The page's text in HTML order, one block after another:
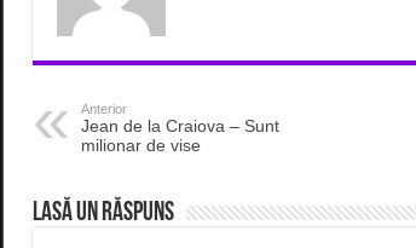
Anterior
Jean de la Craiova – Sunt
milionar de vise
Lasă un răspuns